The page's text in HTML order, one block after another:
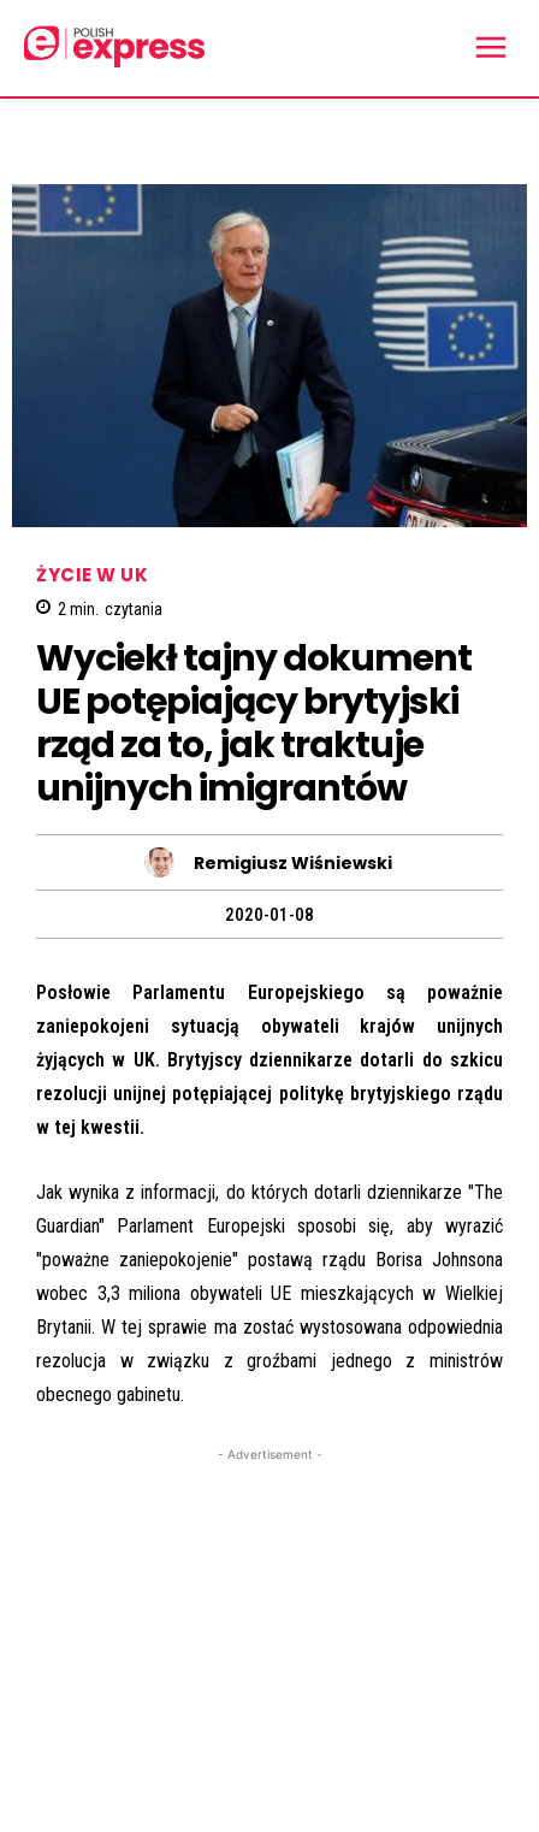
ŻYCIE W UK
2 min. czytania
Wyciekł tajny dokument
UE potępiający brytyjski
rząd za to, jak traktuje
unijnych imigrantów
Remigiusz Wiśniewski
2020-01-08
Posłowie Parlamentu Europejskiego są poważnie
zaniepokojeni sytuacją obywateli krajów unijnych
żyjących w UK. Brytyjscy dziennikarze dotarli do szkicu
rezolucji unijnej potępiającej politykę brytyjskiego rządu
w tej kwestii.
Jak wynika z informacji, do których dotarli dziennikarze "The
Guardian" Parlament Europejski sposobi się, aby wyrazić
"poważne zaniepokojenie" postawą rządu Borisa Johnsona
wobec 3,3 miliona obywateli UE mieszkających w Wielkiej
Brytanii. W tej sprawie ma zostać wystosowana odpowiednia
rezolucja w związku z groźbami jednego z ministrów
obecnego gabinetu.
- Advertisement -